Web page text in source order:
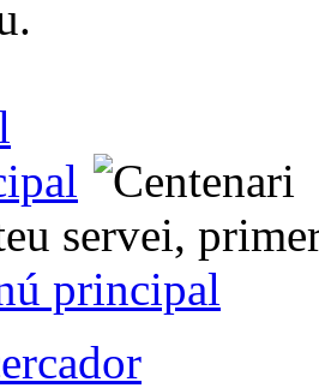
principal